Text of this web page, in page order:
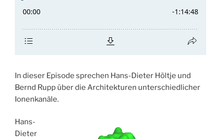
In dieser Episode sprechen Hans-Dieter Höltje und
Bernd Rupp über die Architekturen unterschiedlicher
Ionenkanäle.
Hans-
Dieter